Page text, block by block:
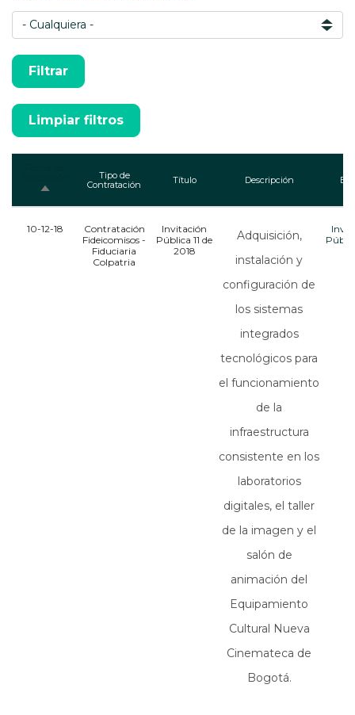
Ordenar
Tipo de
Contratación
Título Descripción
10-12-18
Contratación
Fideicomisos -
Fiduciaria
Colpatria
Invitación
Pública 11 de
2018
Adquisición,
instalación y
configuración de
los sistemas
integrados
tecnológicos para
el funcionamiento
de la
infraestructura
consistente en los
laboratorios
digitales, el taller
de la imagen y el
salón de
animación del
Equipamiento
Cultural Nueva
Cinemateca de
Bogotá.